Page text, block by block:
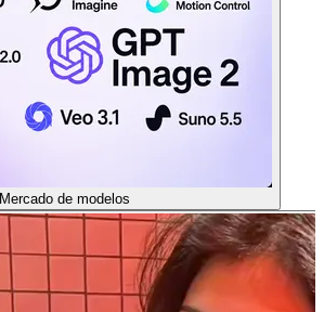
Mercado de modelos